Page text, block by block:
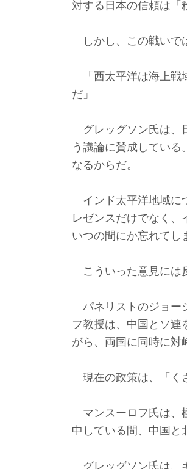
対する日本の信頼は「
しかし、この戦いで
「西太平洋は海上戦
だ」
グレッグソン氏は、
う議論に賛成している
なるからだ。
インド太平洋地域に
レゼンスだけでなく、
いつの間にか忘れてし
こういった意見には
パネリストのジョー
フ教授は、中国とソ連
がら、両国に同時に対
現在の政策は、「く
マンスーロフ氏は、
中している間、中国と
グレッグソン氏は、